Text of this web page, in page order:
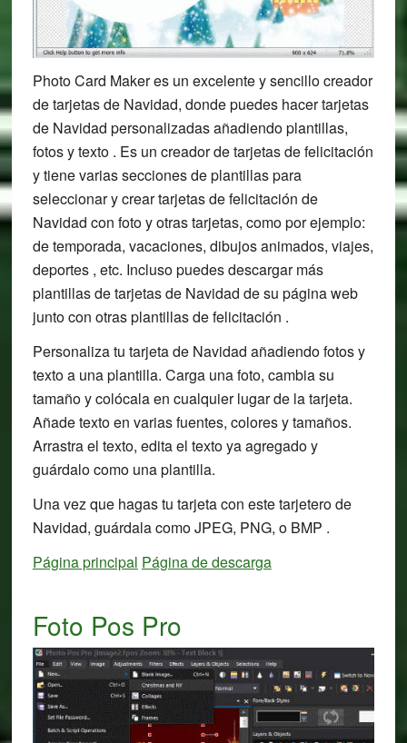
Photo Card Maker es un excelente y sencillo creador
de tarjetas de Navidad, donde puedes hacer tarjetas
de Navidad personalizadas añadiendo plantillas,
fotos y texto . Es un creador de tarjetas de felicitación
y tiene varias secciones de plantillas para
seleccionar y crear tarjetas de felicitación de
Navidad con foto y otras tarjetas, como por ejemplo:
de temporada, vacaciones, dibujos animados, viajes,
deportes , etc. Incluso puedes descargar más
plantillas de tarjetas de Navidad de su página web
junto con otras plantillas de felicitación .
Personaliza tu tarjeta de Navidad añadiendo fotos y
texto a una plantilla. Carga una foto, cambia su
tamaño y colócala en cualquier lugar de la tarjeta.
Añade texto en varias fuentes, colores y tamaños.
Arrastra el texto, edita el texto ya agregado y
guárdalo como una plantilla.
Una vez que hagas tu tarjeta con este tarjetero de
Navidad, guárdala como JPEG, PNG, o BMP .
Página principal Página de descarga
Foto Pos Pro